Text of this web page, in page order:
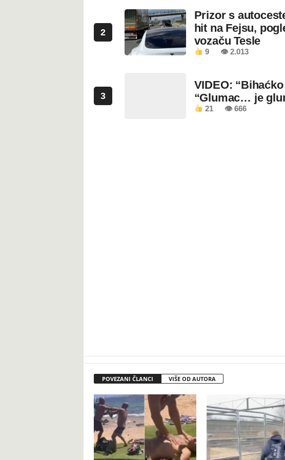
2
Prizor s
hit na Fejsu,
vozaču Tesle
9 👁 2.013
3
VIDEO:
“Glumac… je
21 👁 666
POVEZANI ČLANCI VIŠE OD AUTORA